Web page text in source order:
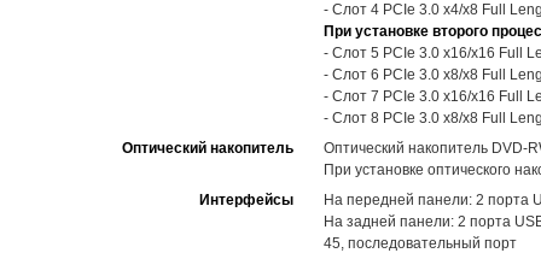
- Слот 4 PCIe 3.0 x4/x8 Full
При установке второго
- Слот 5 PCIe 3.0 x16/x16 Full
- Слот 6 PCIe 3.0 x8/x8 Full
- Слот 7 PCIe 3.0 x16/x16 Full
- Слот 8 PCIe 3.0 x8/x8 Full
Оптический накопитель
Оптический накопитель DVD-
При установке оптического
Интерфейсы
На передней панели: 2 порта
На задней панели: 2 порта
45, последовательный порт